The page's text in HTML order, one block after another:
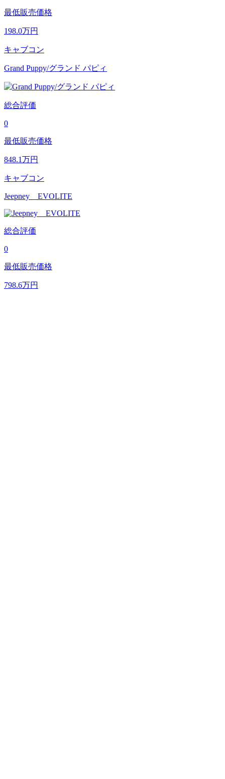
最低販売価格
198.0万円
キャブコン
Grand Puppy/グランド パピィ
総合評価
0
最低販売価格
848.1万円
キャブコン
Jeepney EVOLITE
総合評価
0
最低販売価格
798.6万円